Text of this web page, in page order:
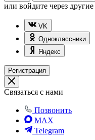
или войдите через
VK
Одноклассники
Яндекс
Регистрация
Связаться с нами
Позвонить
MAX
Telegram